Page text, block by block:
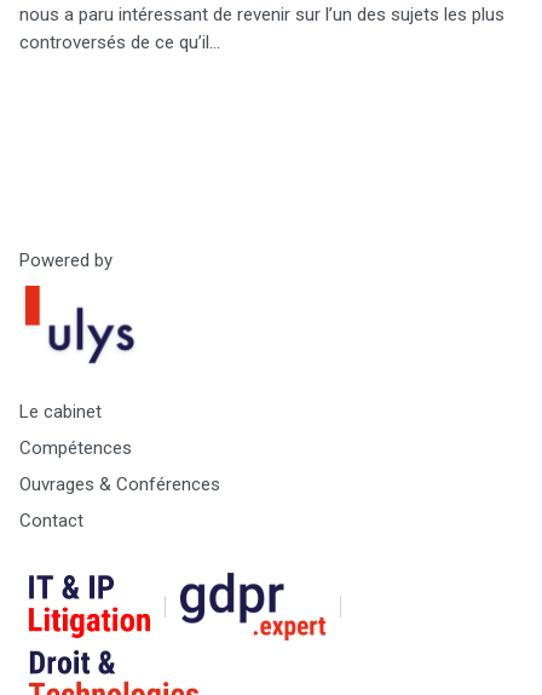
nous a paru intéressant de revenir sur l’un des sujets les plus
controversés de ce qu’il…
Powered by
Le cabinet
Compétences
Ouvrages & Conférences
Contact